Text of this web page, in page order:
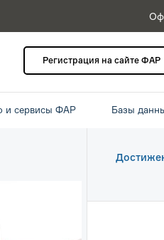
Регистрация на сайте ФАР
и сервисы ФАР Базы